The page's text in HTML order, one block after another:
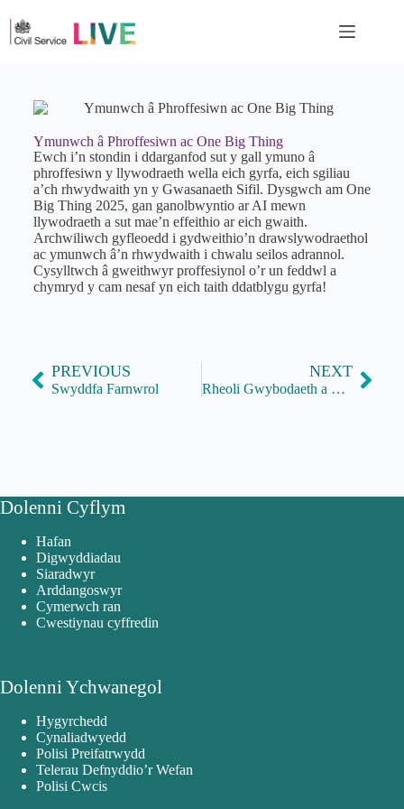
Ymunwch â Phroffesiwn ac One Big Thing
Ewch i’n stondin i ddarganfod sut y gall ymuno â
phroffesiwn y llywodraeth wella eich gyrfa, eich sgiliau
a’ch rhwydwaith yn y Gwasanaeth Sifil. Dysgwch am One
Big Thing 2025, gan ganolbwyntio ar AI mewn
llywodraeth a sut mae’n effeithio ar eich gwaith.
Archwiliwch gyfleoedd i gydweithio’n drawslywodraethol
ac ymunwch â’n rhwydwaith i chwalu seilos adrannol.
Cysylltwch â gweithwyr proffesiynol o’r un feddwl a
chymryd y cam nesaf yn eich taith ddatblygu gyrfa!
PREVIOUS
Swyddfa Farnwrol
NEXT
Rheoli Gwybodaeth a Hysbysrwydd
Dolenni Cyflym
Hafan
Digwyddiadau
Siaradwyr
Arddangoswyr
Cymerwch ran
Cwestiynau cyffredin
Dolenni Ychwanegol
Hygyrchedd
Cynaliadwyedd
Polisi Preifatrwydd
Telerau Defnyddio’r Wefan
Polisi Cwcis